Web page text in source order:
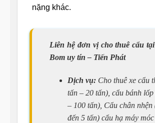
nặng khác.
Liên hệ đơn vị cho thuê cẩu
Bom uy tín – Tiến Phát
Dịch vụ:Cho thuê xe cẩu
tấn – 20 tấn), cẩu bánh
– 100 tấn), Cẩu chân nhện
đến 5 tấn) cẩu hạ máy